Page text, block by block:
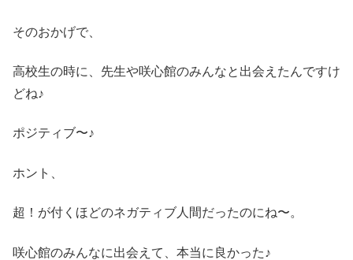
そのおかげで、
高校生の時に、先生や咲心館のみんなと出会えたんですけ
どね♪
ポジティブ〜♪
ホント、
超！が付くほどのネガティブ人間だったのにね〜。
咲心館のみんなに出会えて、本当に良かった♪